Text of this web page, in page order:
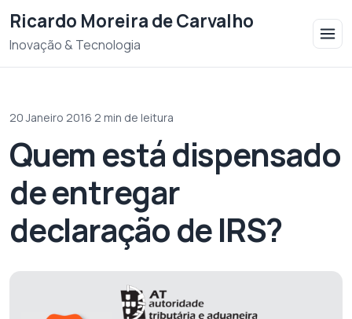
Ricardo Moreira de Carvalho
Inovação & Tecnologia
20 Janeiro 2016 2 min de leitura
Quem está dispensado
de entregar
declaração de IRS?